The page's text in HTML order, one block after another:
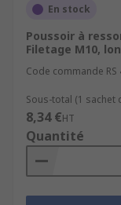
En stock
Poussoir à
Filetage M10,
Code commande RS
Sous-total (1 sachet
8,34 €HT
Quantité